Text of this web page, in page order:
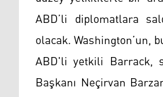
ABD’li diplomatlara
olacak. Washington’un,
ABD'li yetkili Barrack,
Başkanı Neçirvan